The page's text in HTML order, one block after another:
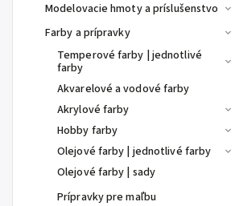
Modelovacie hmoty a príslušenstvo
Farby a prípravky
Temperové farby | jednotlivé
farby
Akvarelové a vodové farby
Akrylové farby
Hobby farby
Olejové farby | jednotlivé farby
Olejové farby | sady
Prípravky pre maľbu